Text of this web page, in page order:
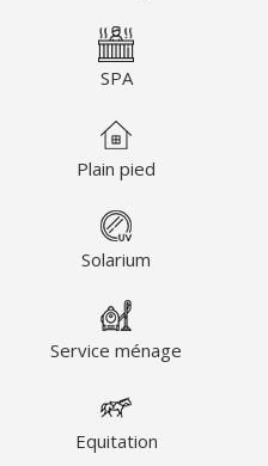
SPA
Plain pied
Solarium
Service ménage
Equitation